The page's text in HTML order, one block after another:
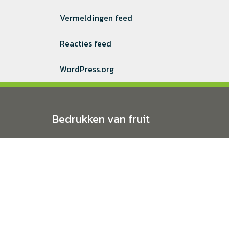
Vermeldingen feed
Reacties feed
WordPress.org
Bedrukken van fruit